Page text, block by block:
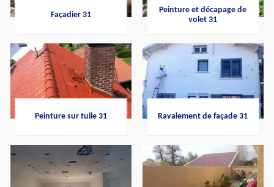
Façadier 31
Peinture et décapage de
volet 31
Peinture sur tuile 31 Ravalement de façade 31